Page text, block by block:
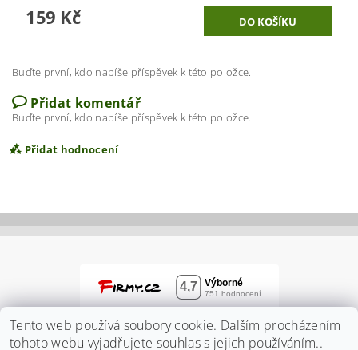
159 Kč
Buďte první, kdo napíše příspěvek k této položce.
Přidat komentář
Buďte první, kdo napíše příspěvek k této položce.
Přidat hodnocení
Tento web používá soubory cookie. Dalším procházením
tohoto webu vyjadřujete souhlas s jejich používáním..